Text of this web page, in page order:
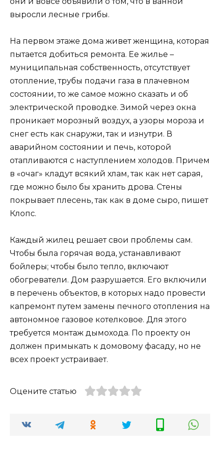
выросли лесные грибы.
На первом этаже дома живет женщина, которая
пытается добиться ремонта. Ее жилье –
муниципальная собственность, отсутствует
отопление, трубы подачи газа в плачевном
состоянии, то же самое можно сказать и об
электрической проводке. Зимой через окна
проникает морозный воздух, а узоры мороза и
снег есть как снаружи, так и изнутри. В
аварийном состоянии и печь, которой
отапливаются с наступлением холодов. Причем
в «очаг» кладут всякий хлам, так как нет сарая,
где можно было бы хранить дрова. Стены
покрывает плесень, так как в доме сыро, пишет
Клопс.
Каждый жилец решает свои проблемы сам.
Чтобы была горячая вода, устанавливают
бойлеры; чтобы было тепло, включают
обогреватели. Дом разрушается. Его включили
в перечень объектов, в которых надо провести
капремонт путем замены печного отопления на
автономное газовое котелковое. Для этого
требуется монтаж дымохода. По проекту он
должен примыкать к домовому фасаду, но не
всех проект устраивает.
Оцените статью